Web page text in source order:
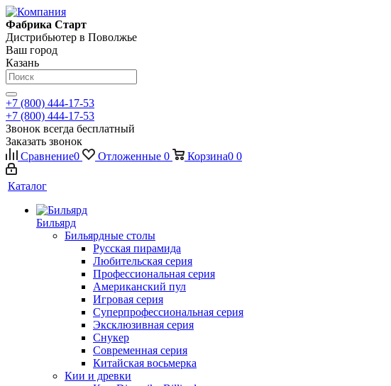
Фабрика Старт
Дистрибьютер в Поволжье
Ваш город
Казань
+7 (800) 444-17-53
+7 (800) 444-17-53
Звонок всегда бесплатный
Заказать звонок
Сравнение0 Отложенные 0 Корзина0 0
Каталог
Бильярд
Бильярдные столы
Русская пирамида
Любительская серия
Профессиональная серия
Американский пул
Игровая серия
Суперпрофессиональная серия
Эксклюзивная серия
Снукер
Современная серия
Китайская восьмерка
Кии и древки